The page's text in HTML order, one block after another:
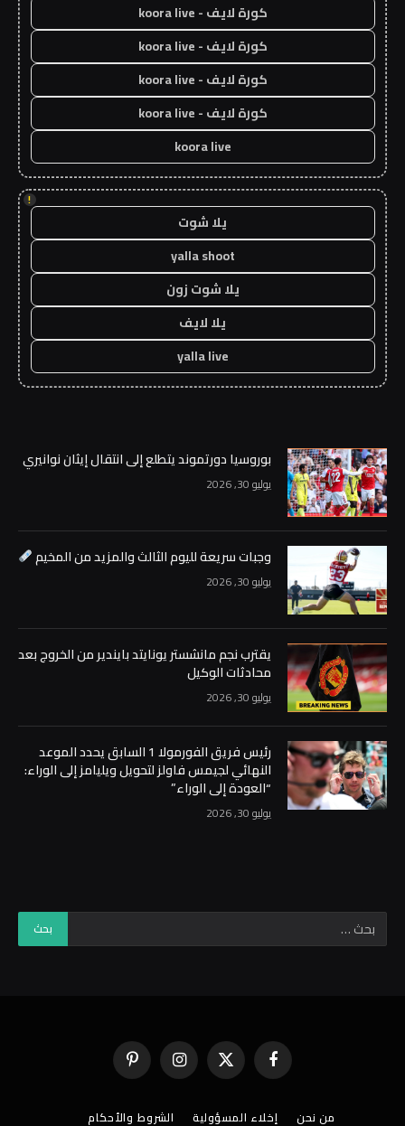
كورة لايف - koora live
كورة لايف - koora live
كورة لايف - koora live
كورة لايف - koora live
koora live
!
يلا شوت
yalla shoot
يلا شوت زون
يلا لايف
yalla live
بوروسيا دورتموند يتطلع إلى انتقال إيثان نوانيري
يوليو 30, 2026
وجبات سريعة لليوم الثالث والمزيد من المخيم
يوليو 30, 2026
يقترب نجم مانشستر يونايتد بايندير من الخروج بعد
محادثات الوكيل
يوليو 30, 2026
رئيس فريق الفورمولا 1 السابق يحدد الموعد
النهائي لجيمس فاولز لتحويل ويليامز إلى الوراء:
“العودة إلى الوراء”
يوليو 30, 2026
فيسبوك X
(Twitter)
الانستغرامبينتيريست
من نحن إخلاء المسؤولية الشروط والأحكام